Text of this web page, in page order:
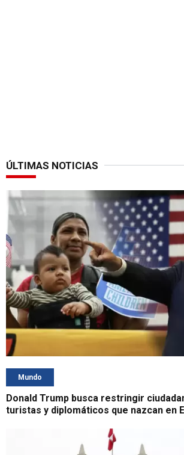
ÚLTIMAS NOTICIAS
Mundo
Donald Trump busca restringir
turistas y diplomáticos que nazcan en